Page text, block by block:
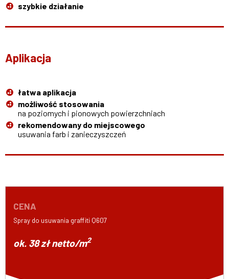
szybkie działanie
Aplikacja
łatwa aplikacja
możliwość stosowania
na poziomych i pionowych powierzchniach
rekomendowany do miejscowego
usuwania farb i zanieczyszczeń
CENA
Spray do usuwania graffiti Q607
ok. 38 zł netto/m2